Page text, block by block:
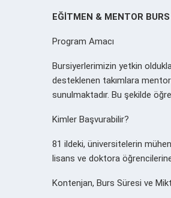
EĞİTMEN & MENTOR
Program Amacı
Bursiyerlerimizin yetkin
desteklenen takımlara
sunulmaktadır. Bu şekilde
Kimler Başvurabilir?
81 ildeki, üniversitelerin
lisans ve doktora
Kontenjan, Burs Süresi ve